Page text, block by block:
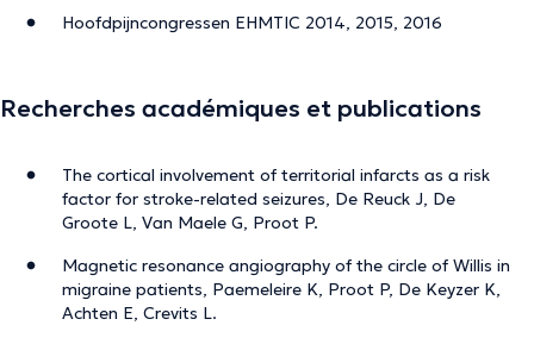
Hoofdpijncongressen EHMTIC 2014, 2015, 2016
Recherches académiques et publications
The cortical involvement of territorial infarcts as a risk
factor for stroke-related seizures, De Reuck J, De
Groote L, Van Maele G, Proot P.
Magnetic resonance angiography of the circle of Willis in
migraine patients, Paemeleire K, Proot P, De Keyzer K,
Achten E, Crevits L.